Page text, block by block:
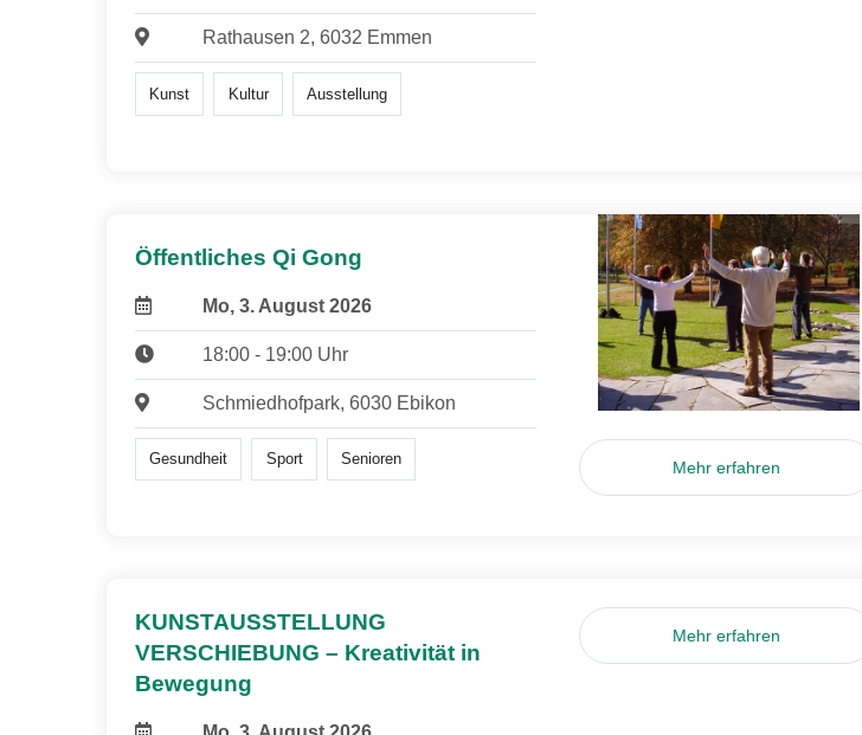
Rathausen 2, 6032 Emmen
Kunst Kultur Ausstellung
Öffentliches Qi Gong
Mo, 3. August 2026
18:00 - 19:00 Uhr
Schmiedhofpark, 6030 Ebikon
Gesundheit Sport Senioren Mehr erfahren
KUNSTAUSSTELLUNG
VERSCHIEBUNG – Kreativität in
Bewegung
Mehr erfahren